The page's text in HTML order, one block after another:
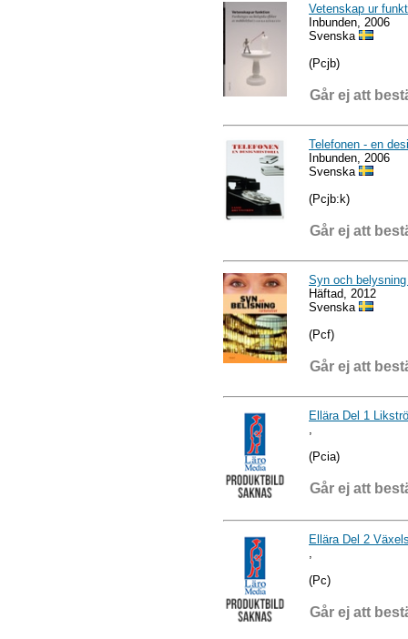
Vetenskap ur
Inbunden, 2006
Svenska
(Pcjb)
Går ej att
Telefonen - en
Inbunden, 2006
Svenska
(Pcjb:k)
Går ej att
Syn och
Häftad, 2012
Svenska
(Pcf)
Går ej att
Ellära Del 1
(Pcia)
Går ej att
Ellära Del 2
(Pc)
Går ej att